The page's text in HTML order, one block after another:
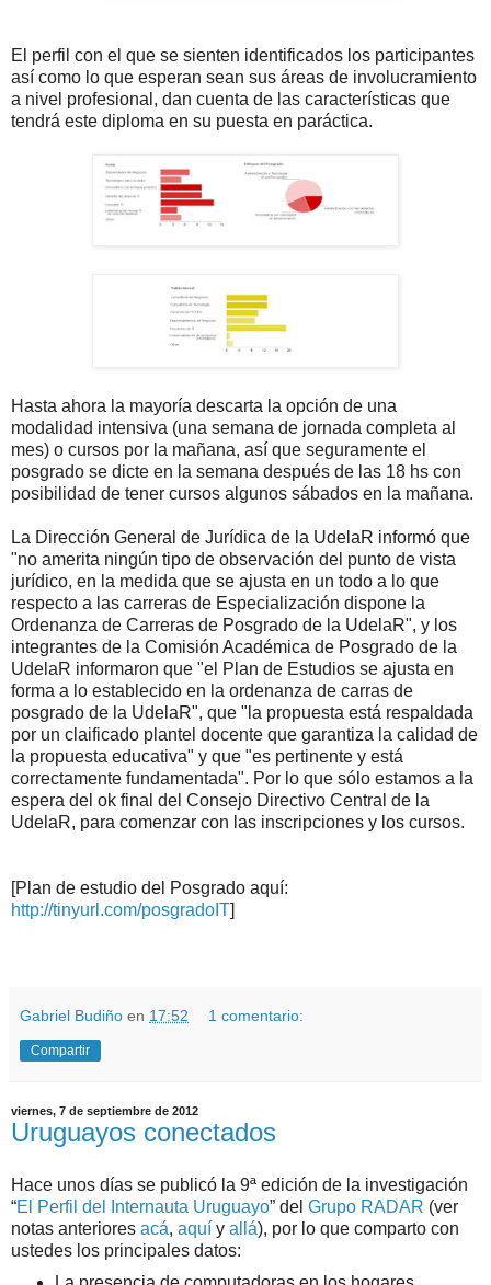
El perfil con el que se sienten identificados los participantes
así como lo que esperan sean sus áreas de involucramiento
a nivel profesional, dan cuenta de las características que
tendrá este diploma en su puesta en paráctica.
Hasta ahora la mayoría descarta la opción de una
modalidad intensiva (una semana de jornada completa al
mes) o cursos por la mañana, así que seguramente el
posgrado se dicte en la semana después de las 18 hs con
posibilidad de tener cursos algunos sábados en la mañana.
La Dirección General de Jurídica de la UdelaR informó que
"no amerita ningún tipo de observación del punto de vista
jurídico, en la medida que se ajusta en un todo a lo que
respecto a las carreras de Especialización dispone la
Ordenanza de Carreras de Posgrado de la UdelaR", y los
integrantes de la Comisión Académica de Posgrado de la
UdelaR informaron que "el Plan de Estudios se ajusta en
forma a lo establecido en la ordenanza de carras de
posgrado de la UdelaR", que "la propuesta está respaldada
por un claificado plantel docente que garantiza la calidad de
la propuesta educativa" y que "es pertinente y está
correctamente fundamentada". Por lo que sólo estamos a la
espera del ok final del Consejo Directivo Central de la
UdelaR, para comenzar con las inscripciones y los cursos.
[Plan de estudio del Posgrado aquí:
http://tinyurl.com/posgradoIT]
Gabriel Budiño en 17:52 1 comentario:
Compartir
viernes, 7 de septiembre de 2012
Uruguayos conectados
Hace unos días se publicó la 9ª edición de la investigación
“El Perfil del Internauta Uruguayo” del Grupo RADAR (ver
notas anteriores acá, aquí y allá), por lo que comparto con
ustedes los principales datos: